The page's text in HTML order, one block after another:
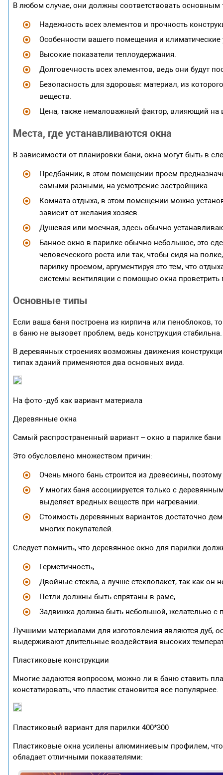
В любом случае, они должны соответствовать основным
Надежность всех элементов и прочность
Особенности вашего помещения и
Высокие показатели теплоудержания.
Долговечность всех элементов, ведь они будут
Безопасность для здоровья: материал, из
веществ.
Цена, также немаловажный фактор, влияющий на
Места, где устанавливаются окна
В зависимости от планировки бани, окна могут быть в
Предбанник, в этом помещении проем
самыми разными, на усмотрение застройщика.
Комната отдыха, в этом помещении можно
зависит от желания хозяев.
Душевая или моечная, здесь обычно
Банное окно в парилке обычно небольшое, это
человеческого роста или так, чтобы сидя на
парилку проемом, аргументируя это тем, что
системы вентиляции с помощью окна проветрить
Основные типы
Если ваша баня построена из кирпича или пеноблоков,
в баню не вызовет проблем, ведь конструкция
В деревянных строениях возможны движения
типах зданий применяются два основных вида.
На фото -дуб как вариант материала
Деревянные окна
Самый распространенный вариант – окно в парилке бани
Это обусловлено множеством причин:
Очень много бань строится из древесины,
У многих баня ассоциируется только с
выделяет вредных веществ при нагревании.
Стоимость деревянных вариантов достаточно
многих покупателей.
Следует помнить, что деревянное окно для парилки
Герметичность;
Двойные стекла, а лучше стеклопакет, так как он
Петли должны быть спрятаны в раме;
Задвижка должна быть небольшой, желательно с
Лучшими материалами для изготовления являются дуб,
выдерживают длительные воздействия высоких
Пластиковые конструкции
Многие задаются вопросом, можно ли в баню ставить
констатировать, что пластик становится все популярнее.
Пластиковый вариант для парилки 400*300
Пластиковые окна усилены алюминиевым профилем,
обладает отличными показателями: